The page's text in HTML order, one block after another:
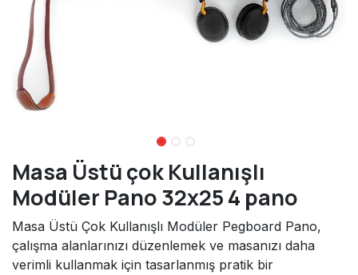
Masa Üstü çok Kullanışlı
Modüler Pano 32x25 4 pano
Masa Üstü Çok Kullanışlı Modüler Pegboard Pano,
çalışma alanlarınızı düzenlemek ve masanızı daha
verimli kullanmak için tasarlanmış pratik bir